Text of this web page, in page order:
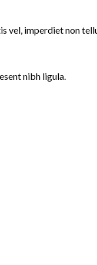
vel, imperdiet non
nibh ligula.